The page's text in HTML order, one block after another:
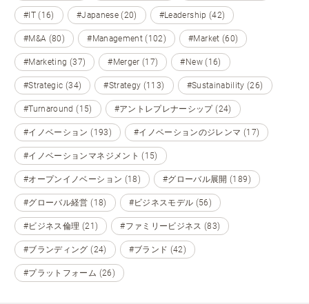
#IT (16) #Japanese (20) #Leadership (42)
#M&A (80) #Management (102) #Market (60)
#Marketing (37) #Merger (17) #New (16)
#Strategic (34) #Strategy (113) #Sustainability (26)
#Turnaround (15) #アントレプレナーシップ (24)
#イノベーション (193) #イノベーションのジレンマ (17)
#イノベーションマネジメント (15)
#オープンイノベーション (18) #グローバル展開 (189)
#グローバル経営 (18) #ビジネスモデル (56)
#ビジネス倫理 (21) #ファミリービジネス (83)
#ブランディング (24) #ブランド (42)
#プラットフォーム (26)